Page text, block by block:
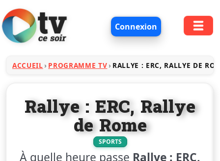
Connexion
ACCUEIL PROGRAMME TV RALLYE : ERC, RALLYE DE
Rallye : ERC, Rallye
de Rome
SPORTS
À quelle heure passe Rallye : ERC,